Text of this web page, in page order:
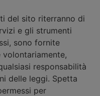
del sito riterranno di
e gli strumenti
sono fornite
volontariamente,
responsabilità
delle leggi. Spetta
per